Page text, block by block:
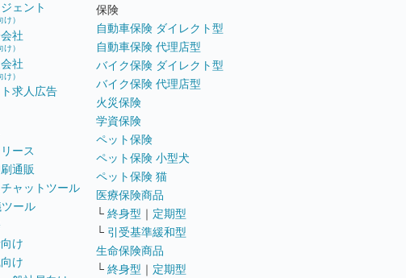
ェント
け）
社
け）
社
け）
求人広告
ース
通販
ャットツール
ール
け
け
保険
自動車保険 ダイレクト型
自動車保険 代理店型
バイク保険 ダイレクト型
バイク保険 代理店型
火災保険
学資保険
ペット保険
ペット保険 小型犬
ペット保険 猫
医療保険商品
└ 終身型 ｜ 定期型
└ 引受基準緩和型
生命保険商品
└ 終身型 ｜ 定期型